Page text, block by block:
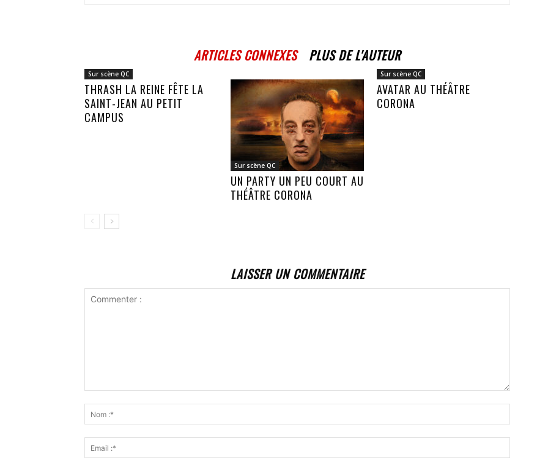
ARTICLES CONNEXES PLUS DE L'AUTEUR
Sur scène QC
THRASH LA REINE FÊTE LA
SAINT-JEAN AU PETIT
CAMPUS
Sur scène QC
UN PARTY UN PEU COURT AU
THÉÂTRE CORONA
Sur scène QC
AVATAR AU THÉÂTRE
CORONA
LAISSER UN COMMENTAIRE